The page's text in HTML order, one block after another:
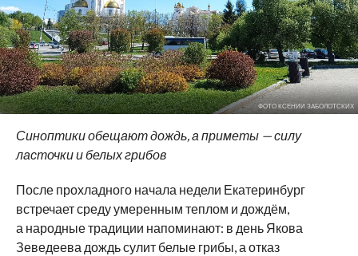
ФОТО КСЕНИИ ЗАБОЛОТСКИХ
Синоптики обещают дождь, а приметы —силу
ласточки ибелых грибов
После прохладного начала недели Екатеринбург
встречает средуумеренным теплом и дождём,
а народные традиции напоминают: в день Якова
Зеведеева дождь сулит белые грибы, а отказ